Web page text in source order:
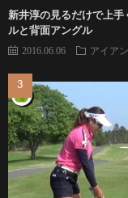
新井淳の見るだけで上
ルと背面アングル
2016.06.06 アイア